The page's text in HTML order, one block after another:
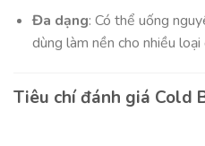
Đa dạng: Có thể uống
dùng làm nền cho nhiều loại
Tiêu chí đánh giá Cold